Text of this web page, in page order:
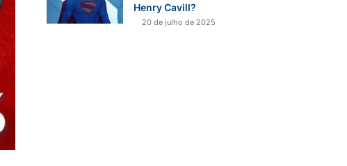
Henry Cavill?
20 de julho de 2025